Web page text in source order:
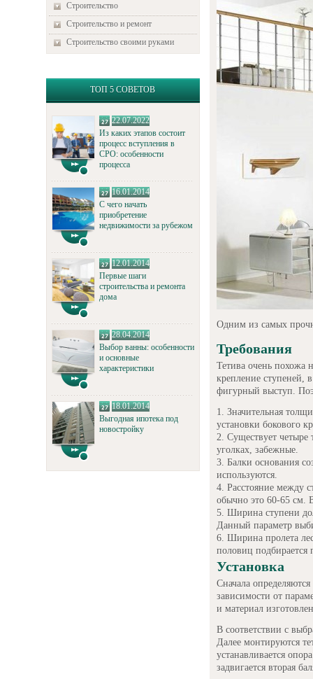
Строительство
Строительство и ремонт
Строительство своими руками
ТОП 5 СОВЕТОВ
22.07.2022
Из каких этапов состоит
процесс вступления в
СРО: особенности
процесса
16.01.2014
С чего начать
приобретение
недвижимости за рубежом
12.01.2014
Первые шаги
строительства и ремонта
дома
28.04.2014
Выбор ванны: особенности
и основные
характеристики
18.01.2014
Выгодная ипотека под
новостройку
Одним из самых
Требования
Тетива очень похожа
крепление ступеней,
фигурный выступ.
Значительная
установки бокового
Существует
уголках, забежные.
Балки основания
используются.
Расстояние между
обычно это 60-65 см.
Ширина ступени
Данный параметр
Ширина пролета
половиц
Установка
Сначала
зависимости от
и материал
В соответствии с
Далее монтируются
устанавливается
задвигается вторая